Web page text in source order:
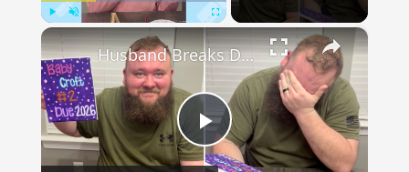
×
Play
Husband Breaks Down When Wife Paints Pregnancy Reveal